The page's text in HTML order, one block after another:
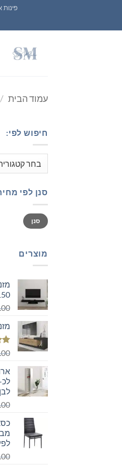
content
פינות
עמוד הבית /
חיפוש לפי:
סנן לפי
מחיר
מינימלי
מחיר
מקסימלי
סנן
מוצרים
150 ס"מ
לבן